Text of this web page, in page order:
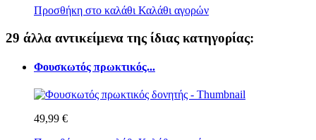
Προσθήκη στο καλάθι Καλάθι αγορών
29 άλλα αντικείμενα της ίδιας κατηγορίας:
Φουσκωτός πρωκτικός...
49,99 €